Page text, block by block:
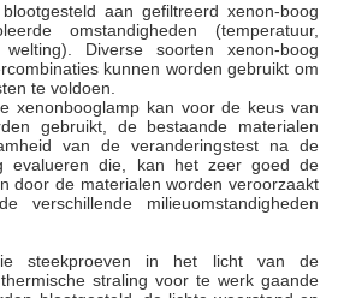
aan gefiltreerd xenon-boog
omstandigheden (temperatuur,
Diverse soorten xenon-boog
kunnen worden gebruikt om
te voldoen.
xenonbooglamp kan voor de keus van
gebruikt, de bestaande materialen
van de veranderingstest na de
evalueren die, kan het zeer goed de
door de materialen worden veroorzaakt
milieuomstandigheden
steekproeven in het licht van de
straling voor te werk gaande